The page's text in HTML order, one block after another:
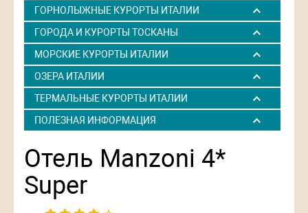
ГОРНОЛЫЖНЫЕ КУРОРТЫ ИТАЛИИ
ГОРОДА И КУРОРТЫ ТОСКАНЫ
МОРСКИЕ КУРОРТЫ ИТАЛИИ
ОЗЕРА ИТАЛИИ
ТЕРМАЛЬНЫЕ КУРОРТЫ ИТАЛИИ
ПОЛЕЗНАЯ ИНФОРМАЦИЯ
Отель Manzoni 4*
Super